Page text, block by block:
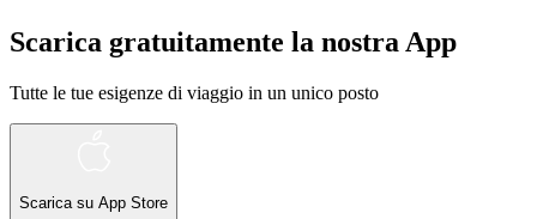
Scarica gratuitamente la nostra App
Tutte le tue esigenze di viaggio in un unico posto
Scarica su App Store